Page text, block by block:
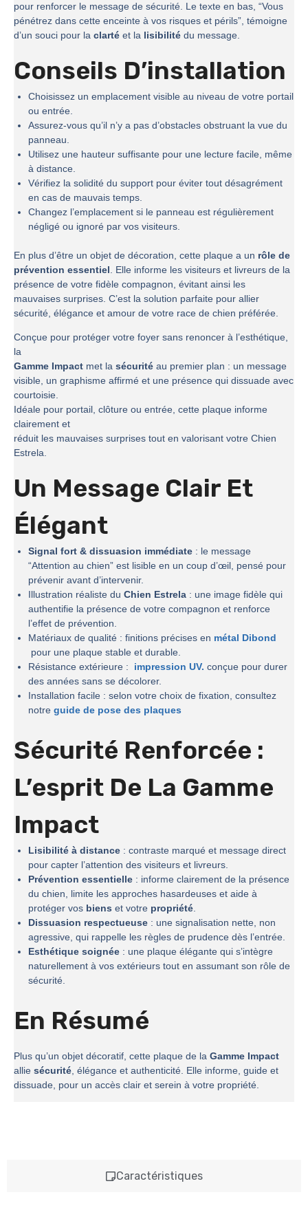
Caractéristiques
pour renforcer le message de sécurité. Le texte en bas, “Vous
pénétrez dans cette enceinte à vos risques et périls”, témoigne
d’un souci pour la clarté et la lisibilité du message.
Conseils D’installation
Choisissez un emplacement visible au niveau de votre portail
ou entrée.
Assurez-vous qu’il n’y a pas d’obstacles obstruant la vue du
panneau.
Utilisez une hauteur suffisante pour une lecture facile, même
à distance.
Vérifiez la solidité du support pour éviter tout désagrément
en cas de mauvais temps.
Changez l’emplacement si le panneau est régulièrement
négligé ou ignoré par vos visiteurs.
En plus d’être un objet de décoration, cette plaque a un rôle de
prévention essentiel. Elle informe les visiteurs et livreurs de la
présence de votre fidèle compagnon, évitant ainsi les
mauvaises surprises. C’est la solution parfaite pour allier
sécurité, élégance et amour de votre race de chien préférée.
Conçue pour protéger votre foyer sans renoncer à l’esthétique,
la
Gamme Impact met la sécurité au premier plan : un message
visible, un graphisme affirmé et une présence qui dissuade avec
courtoisie.
Idéale pour portail, clôture ou entrée, cette plaque informe
clairement et
réduit les mauvaises surprises tout en valorisant votre Chien
Estrela.
Un Message Clair Et
Élégant
Signal fort & dissuasion immédiate : le message
“Attention au chien” est lisible en un coup d’œil, pensé pour
prévenir avant d’intervenir.
Illustration réaliste du Chien Estrela : une image fidèle qui
authentifie la présence de votre compagnon et renforce
l’effet de prévention.
Matériaux de qualité : finitions précises en métal Dibond
pour une plaque stable et durable.
Résistance extérieure :
impression UV. conçue pour durer
des années sans se décolorer.
Installation facile : selon votre choix de fixation, consultez
notre guide de pose des plaques
Sécurité Renforcée :
L’esprit De La Gamme
Impact
Lisibilité à distance : contraste marqué et message direct
pour capter l’attention des visiteurs et livreurs.
Prévention essentielle : informe clairement de la présence
du chien, limite les approches hasardeuses et aide à
protéger vos biens et votre propriété.
Dissuasion respectueuse : une signalisation nette, non
agressive, qui rappelle les règles de prudence dès l’entrée.
Esthétique soignée : une plaque élégante qui s’intègre
naturellement à vos extérieurs tout en assumant son rôle de
sécurité.
En Résumé
Plus qu’un objet décoratif, cette plaque de la Gamme Impact
allie sécurité, élégance et authenticité. Elle informe, guide et
dissuade, pour un accès clair et serein à votre propriété.